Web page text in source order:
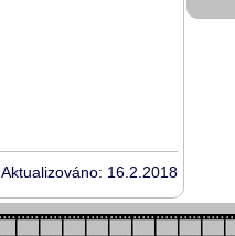
Aktualizováno: 16.2.2018